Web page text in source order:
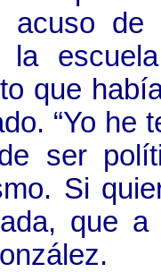
acuso de
la
que
“Yo he
ser
Si
que a